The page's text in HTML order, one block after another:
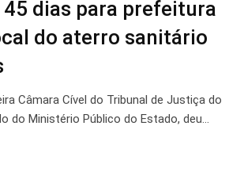
dias para prefeitura
do aterro sanitário
Câmara Cível do Tribunal de Justiça do
do Ministério Público do Estado, deu…